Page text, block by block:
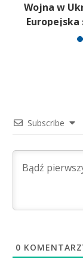
Wojna w
Subscribe
0